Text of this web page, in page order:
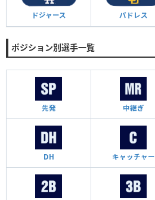
ドジャース パドレス
ポジション別選手一覧
先発 中継ぎ
DH キャッチャー